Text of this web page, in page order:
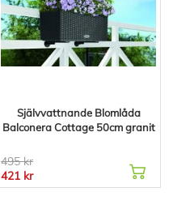
Självvattnande Blomlåda
Balconera Cottage 50cm granit
495 kr
421 kr